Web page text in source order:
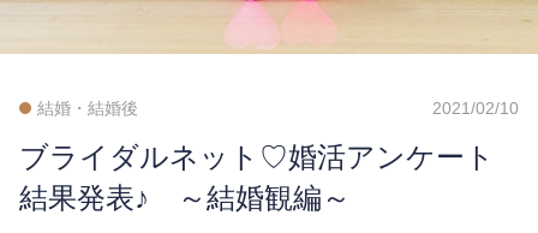
結婚・結婚後 2021/02/10
ブライダルネット♡婚活アンケート
結果発表♪ ～結婚観編～